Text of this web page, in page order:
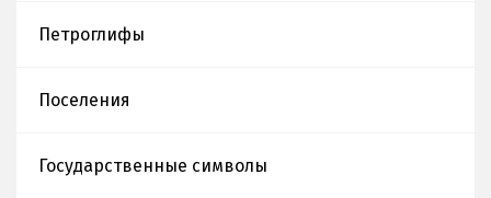
Петроглифы
Поселения
Государственные символы